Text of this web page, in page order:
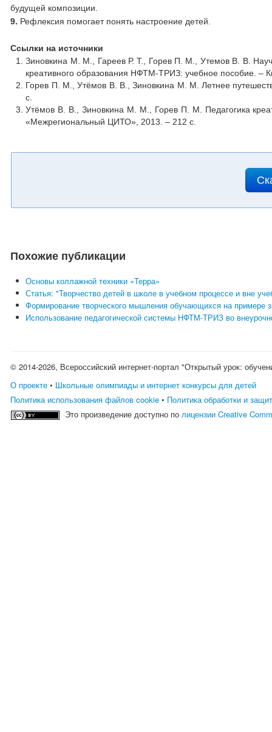
будущей композиции.
9. Рефлексия помогает понять настроение детей.
Ссылки на источники
Зиновкина М. М., Гареев Р. Т., Горев П. М., Утемов В. В.
креативного образования НФТМ-ТРИЗ: учебное пособие. –
Горев П. М., Утёмов В. В., Зиновкина М. М. Летнее
с.
Утёмов В. В., Зиновкина М. М., Горев П. М. Педагогика
«Межрегиональный ЦИТО», 2013. – 212 с.
Похожие публикации
Основы коллажной техники «Терра»
Статья: "Творчество детей в школе в учебном процессе и вне
Формирование творческого мышления обучающихся на примере
Использование педагогической системы НФТМ-ТРИЗ во
© 2014-2026, Всероссийский интернет-портал "Открытый урок:
О проекте • Школьные олимпиады и интернет конкурсы для детей
Политика использования файлов cookie • Политика обработки и
Это произведение доступно полицензии Creative